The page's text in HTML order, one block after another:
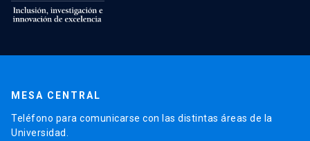
MESA CENTRAL
Teléfono para comunicarse con las distintas áreas de la
Universidad.